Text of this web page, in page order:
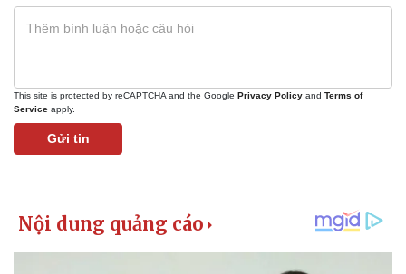
This site is protected by reCAPTCHA and the Google Privacy Policy and Terms of
Service apply.
Gửi tin